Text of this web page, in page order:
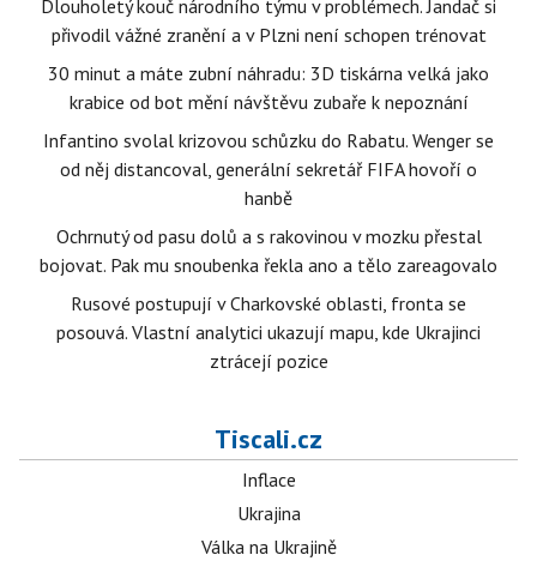
Dlouholetý kouč národního týmu v problémech. Jandač si
přivodil vážné zranění a v Plzni není schopen trénovat
30 minut a máte zubní náhradu: 3D tiskárna velká jako
krabice od bot mění návštěvu zubaře k nepoznání
Infantino svolal krizovou schůzku do Rabatu. Wenger se
od něj distancoval, generální sekretář FIFA hovoří o
hanbě
Ochrnutý od pasu dolů a s rakovinou v mozku přestal
bojovat. Pak mu snoubenka řekla ano a tělo zareagovalo
Rusové postupují v Charkovské oblasti, fronta se
posouvá. Vlastní analytici ukazují mapu, kde Ukrajinci
ztrácejí pozice
Tiscali.cz
Inflace
Ukrajina
Válka na Ukrajině